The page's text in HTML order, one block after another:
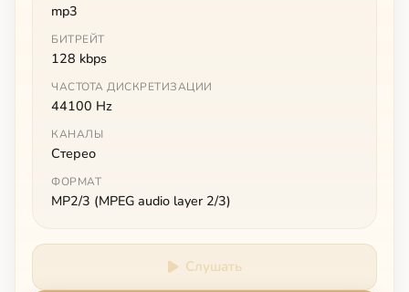
mp3
БИТРЕЙТ
128 kbps
ЧАСТОТА ДИСКРЕТИЗАЦИИ
44100 Hz
КАНАЛЫ
Стерео
ФОРМАТ
MP2/3 (MPEG audio layer 2/3)
Слушать